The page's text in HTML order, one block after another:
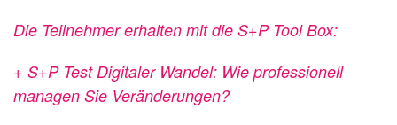
Die Teilnehmer erhalten mit die S+P Tool Box:
+ S+P Test Digitaler Wandel: Wie professionell
managen Sie Veränderungen?